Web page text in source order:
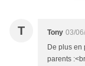
T Tony 03/
De plus en
parents